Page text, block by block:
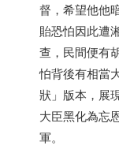
督，希望他他
貽恐怕因此遭
查，民間便有
怕背後有相當
狀」版本，展
大臣黑化為忘
軍。